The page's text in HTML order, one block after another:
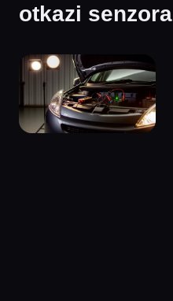
otkazi senzora